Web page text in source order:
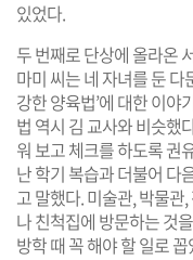
있었다.
두 번째로 단상에 올라온
마미 씨는 네 자녀를 둔 다
강한 양육법’에 대한 이야
법 역시 김 교사와 비슷했
워 보고 체크를 하도록 권
난 학기 복습과 더불어 다
고 말했다. 미술관, 박물
나 친척집에 방문하는 것
방학 때 꼭 해야 할 일로 꼽